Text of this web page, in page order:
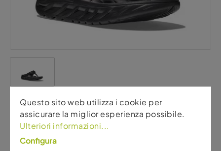
Hoka
Ora Recovery Flip W
54,00 € 60,00 €
Questo sito web utilizza i cookie per
assicurare la miglior esperienza possibile.
Ulteriori informazioni...
Configura